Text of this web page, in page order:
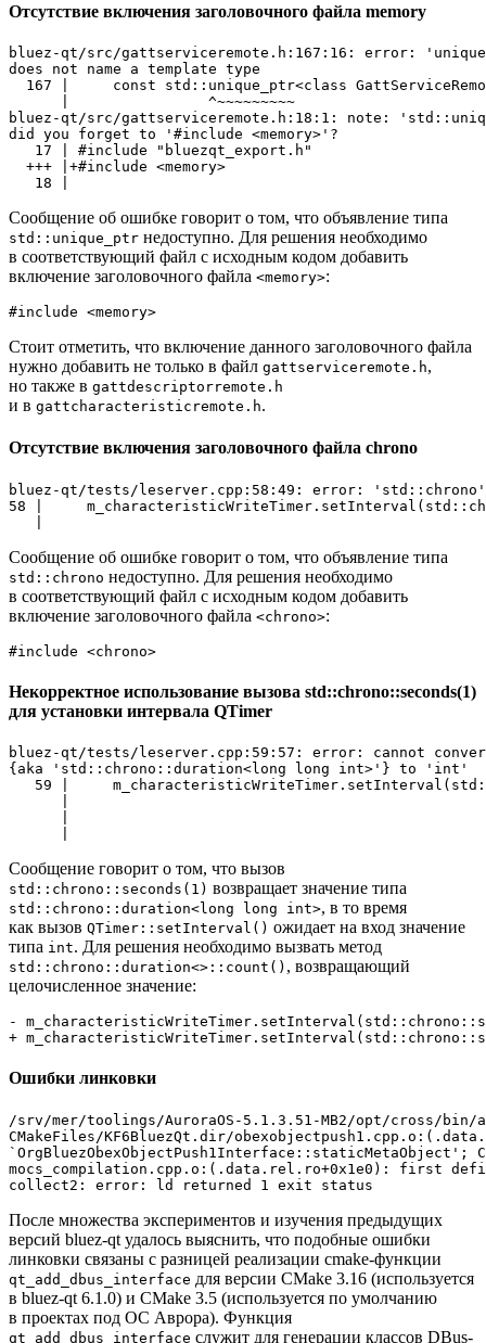
Отсутствие включения заголовочного файла memory
bluez-qt/src/gattserviceremote.h:167:16: error:
does not name a template type
167 |     const std::unique_ptr<class
      |                ^~~~~~~~~~
bluez-qt/src/gattserviceremote.h:18:1: note:
did you forget to '#include <memory>'?
   17 | #include "bluezqt_export.h"
  +++ |+#include <memory>
Сообщение об ошибке говорит о том, что объявление типа
std::unique_ptr недоступно. Для решения необходимо
в соответствующий файл с исходным кодом добавить
включение заголовочного файла <memory>:
#include <memory>
Стоит отметить, что включение данного заголовочного файла
нужно добавить не только в файл gattserviceremote.h,
но также в gattdescriptorremote.h
и в gattcharacteristicremote.h.
Отсутствие включения заголовочного файла chrono
bluez-qt/tests/leserver.cpp:58:49: error: 'std::chrono'
58 |
Сообщение об ошибке говорит о том, что объявление типа
std::chrono недоступно. Для решения необходимо
в соответствующий файл с исходным кодом добавить
включение заголовочного файла <chrono>:
#include <chrono>
Некорректное использование вызова std::chrono::seconds(1)
для установки интервала QTimer
bluez-qt/tests/leserver.cpp:59:57: error: cannot
{aka 'std::chrono::duration<long long int>'} to 'int'
59 |
Сообщение говорит о том, что вызов
std::chrono::seconds(1) возвращает значение типа
std::chrono::duration<long long int>, в то время
как вызов QTimer::setInterval() ожидает на вход значение
типа int. Для решения необходимо вызвать метод
std::chrono::duration<>::count() , возвращающий
целочисленное значение:
-
+
Ошибки линковки
/srv/mer/toolings/AuroraOS-5.1.3.51-MB2/opt/cross/
CMakeFiles/KF6BluezQt.dir/
`OrgBluezObexObjectPush1Interface::staticMetaObject';
mocs_compilation.cpp.o:(.data.rel.ro+0x1e0): first
После множества экспериментов и изучения предыдущих
версий bluez-qt удалось выяснить, что подобные ошибки
линковки связаны с разницей реализации cmake-функции
qt_add_dbus_interface для версии CMake 3.16 (используется
в bluez-qt 6.1.0) и CMake 3.5 (используется по умолчанию
в проектах под ОС Аврора). Функция
qt_add_dbus_interface служит для генерации классов DBus-